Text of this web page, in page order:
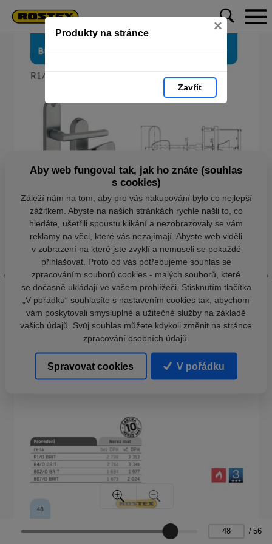
Produkty na stránce ×
Zavřít
/ 56
Aby web fungoval tak, jak ho znáte (souhlas
s cookies)
Záleží nám na tom, aby pro vás nakupování bylo co nejlepší
zážitkem. Abyste na našich stránkách rychle našli to, co
hledáte, ušetřili spoustu klikání a nezobrazovaly se vám
reklamy na věci, které vás nezajímají. Abyste web viděli
v zobrazení na které jste zvyklí a nemuseli se pokaždé
přihlašovat. Proto od vás potřebujeme souhlas se
zpracováním souborů cookies - malých souborů, které
se dočasně ukládají ve vašem prohlížeči. Stisknutím tlačítka
„V pořádku“ souhlasíte s nastavením cookies tak, abychom
vám poskytovali smysluplné a užitečné služby na základě
vašich údajů. Svůj souhlas můžete kdykoli změnit na stránce
zpracování osobních údajů.
Spravovat cookies V pořádku